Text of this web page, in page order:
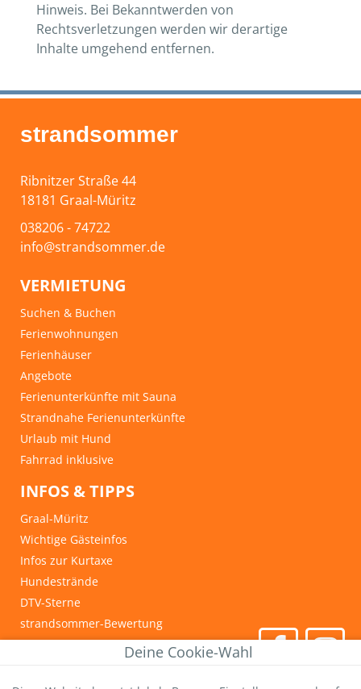
Deine Cookie-Wahl
Hinweis. Bei Bekanntwerden von
Rechtsverletzungen werden wir derartige
Inhalte umgehend entfernen.
strandsommer
Ribnitzer Straße 44
18181 Graal-Müritz
038206 - 74722
info@strandsommer.de
VERMIETUNG
Suchen & Buchen
Ferienwohnungen
Ferienhäuser
Angebote
Ferienunterkünfte mit Sauna
Strandnahe Ferienunterkünfte
Urlaub mit Hund
Fahrrad inklusive
INFOS & TIPPS
Graal-Müritz
Wichtige Gästeinfos
Infos zur Kurtaxe
Hundestrände
DTV-Sterne
strandsommer-Bewertung
Livebild Seebrücke